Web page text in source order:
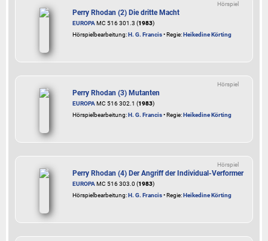
Hörspiel
Perry Rhodan (2) Die dritte Macht
EUROPAMC 516 301.3 (1983)
Hörspielbearbeitung:H. G. Francis• Regie:Heikedine Körting
Hörspiel
Perry Rhodan (3) Mutanten
EUROPAMC 516 302.1 (1983)
Hörspielbearbeitung:H. G. Francis• Regie:Heikedine Körting
Hörspiel
Perry Rhodan (4) Der Angriff der Individual-Verformer
EUROPAMC 516 303.0 (1983)
Hörspielbearbeitung:H. G. Francis• Regie:Heikedine Körting